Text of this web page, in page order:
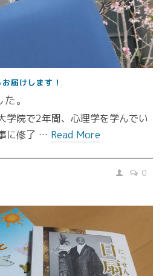
届けします！
。
学院で2年間、心理学を学んでい
に修了 … Read More
0